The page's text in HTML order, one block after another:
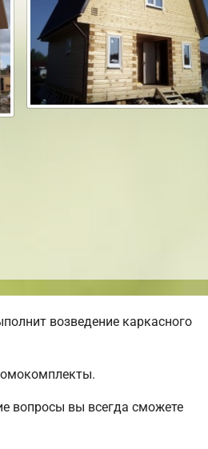
возведение каркасного
вопросы вы всегда сможете